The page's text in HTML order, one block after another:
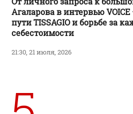
Агаларова в интервью
пути TISSAGIO и борьбе за
себестоимости
21:30, 21 июля, 2026